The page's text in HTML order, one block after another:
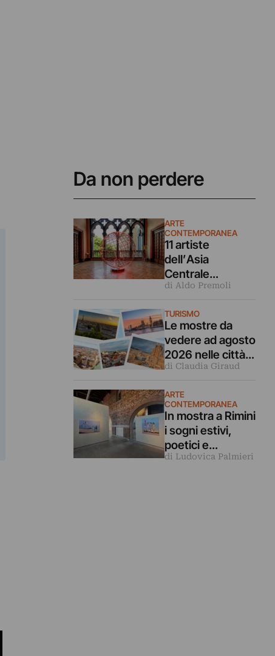
Da non perdere
ARTE
CONTEMPORANEA
11 artiste
dell’Asia
Centrale
rileggono la
questa mostra a
Venezia
di Aldo Premoli
TURISMO
Le mostre da
vedere ad agosto
2026 nelle città
d’arte europee
di Claudia Giraud
ARTE
CONTEMPORANEA
In mostra a Rimini
i sogni estivi,
poetici e
malinconici
di Ludovica Palmieri